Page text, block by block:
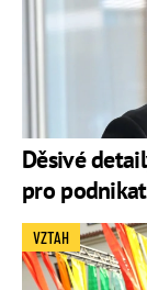
Děsivé
pro
VZTAH